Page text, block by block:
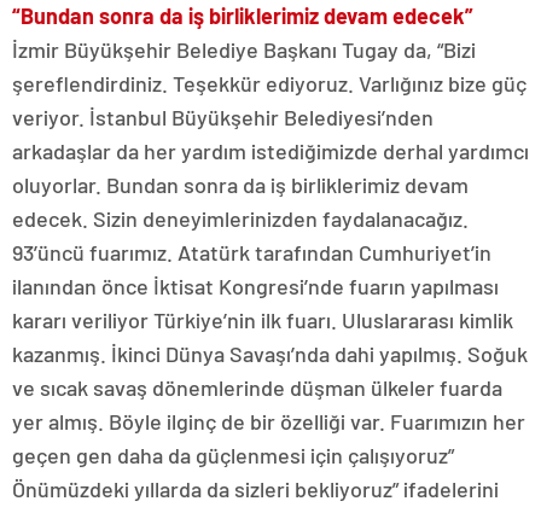
“Bundan sonra da iş birliklerimiz devam edecek”
İzmir Büyükşehir Belediye Başkanı Tugay da, “Bizi
şereflendirdiniz. Teşekkür ediyoruz. Varlığınız bize güç
veriyor. İstanbul Büyükşehir Belediyesi’nden
arkadaşlar da her yardım istediğimizde derhal yardımcı
oluyorlar. Bundan sonra da iş birliklerimiz devam
edecek. Sizin deneyimlerinizden faydalanacağız.
93’üncü fuarımız. Atatürk tarafından Cumhuriyet’in
ilanından önce İktisat Kongresi’nde fuarın yapılması
kararı veriliyor Türkiye’nin ilk fuarı. Uluslararası kimlik
kazanmış. İkinci Dünya Savaşı’nda dahi yapılmış. Soğuk
ve sıcak savaş dönemlerinde düşman ülkeler fuarda
yer almış. Böyle ilginç de bir özelliği var. Fuarımızın her
geçen gen daha da güçlenmesi için çalışıyoruz”
Önümüzdeki yıllarda da sizleri bekliyoruz” ifadelerini